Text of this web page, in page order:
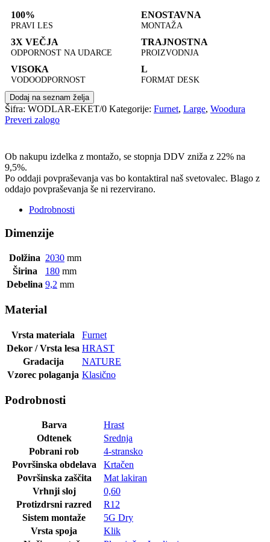
100%
PRAVI LES
ENOSTAVNA
MONTAŽA
3X VEČJA
ODPORNOST NA UDARCE
TRAJNOSTNA
PROIZVODNJA
VISOKA
VODOODPORNOST
L
FORMAT DESK
Dodaj na seznam želja
Šifra: WODLAR-EKET/0 Kategorije: Furnet, Large, Woodura
Preveri zalogo
Ob nakupu izdelka z montažo, se stopnja DDV zniža z 22% na
9,5%.
Po oddaji povpraševanja vas bo kontaktiral naš svetovalec. Blago z
oddajo povpraševanja še ni rezervirano.
Podrobnosti
Dimenzije
Dolžina 2030 mm
Širina
180 mm
Debelina 9,2 mm
Material
Vrsta materiala
Furnet
Dekor / Vrsta lesa HRAST
Gradacija
NATURE
Vzorec polaganja Klasično
Podrobnosti
Barva
Hrast
Odtenek
Srednja
Pobrani rob
4-stransko
Površinska obdelava
Krtačen
Površinska zaščita
Mat lakiran
Vrhnji sloj
0,60
Protizdrsni razred
R12
Sistem montaže
5G Dry
Vrsta spoja
Klik